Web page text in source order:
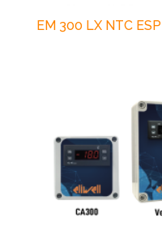
EM 300 LX NTC ESP